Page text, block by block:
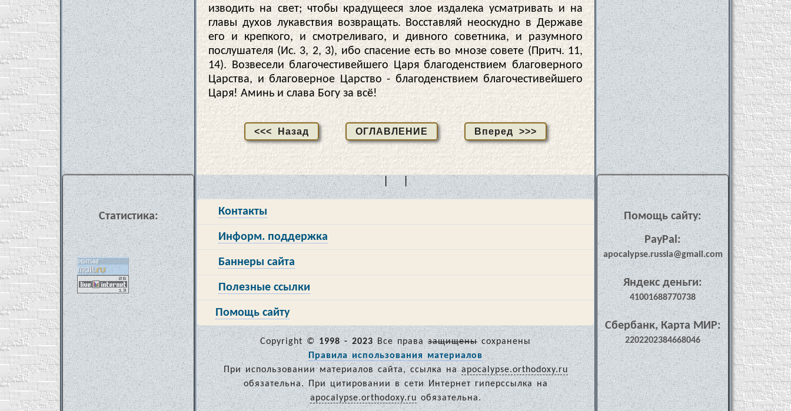
изводить на свет; чтобы крадущееся злое издалека усматривать и на
главы духов лукавствия возвращать. Восставляй неоскудно в Державе
его и крепкого, и смотреливаго, и дивного советника, и разумного
послушателя (Ис. 3, 2, 3), ибо спасение есть во мнозе совете (Притч. 11,
14). Возвесели благочестивейшего Царя благоденствием благоверного
Царства, и благоверное Царство - благоденствием благочестивейшего
Царя! Аминь и слава Богу за всё!
<<< Назад ОГЛАВЛЕНИЕ Вперед >>>
Статистика:
| |
Контакты
Информ. поддержка
Баннеры сайта
Полезные ссылки
Помощь сайту
Copyright ©1998 - 2023 Все правазащищенысохранены
Правила использования материалов
При использовании материалов сайта, ссылка наapocalypse.orthodoxy.ru
обязательна. При цитировании в сети Интернет гиперссылка на
apocalypse.orthodoxy.ruобязательна.
Помощь сайту:
PayPal:
apocalypse.russia@gmail.com
Яндекс деньги:
41001688770738
Сбербанк, Карта МИР:
2202202384668046